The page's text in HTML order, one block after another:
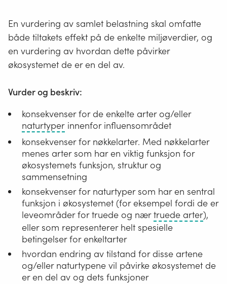
En vurdering av samlet belastning skal omfatte
både tiltakets effekt på de enkelte miljøverdier, og
en vurdering av hvordan dette påvirker
økosystemet de er en del av.
Vurder og beskriv:
konsekvenser for de enkelte arter og/eller
naturtyperEn
naturtype
er
en
ensartet
type
natur
som
omfatter
alle
levende
organismer
og
de
innenfor influensområdet
konsekvenser for nøkkelarter. Med nøkkelarter
menes arter som har en viktig funksjon for
økosystemets funksjon, struktur og
sammensetning
konsekvenser for naturtyper som har en sentral
funksjon i økosystemet (for eksempel fordi de er
leveområder for truede og nærtruede arter
som
er
),
eller som representerer helt spesielle
betingelser for enkeltarter
hvordan endring av tilstand for disse artene
og/eller naturtypene vil påvirke økosystemet de
er en del av og dets funksjoner